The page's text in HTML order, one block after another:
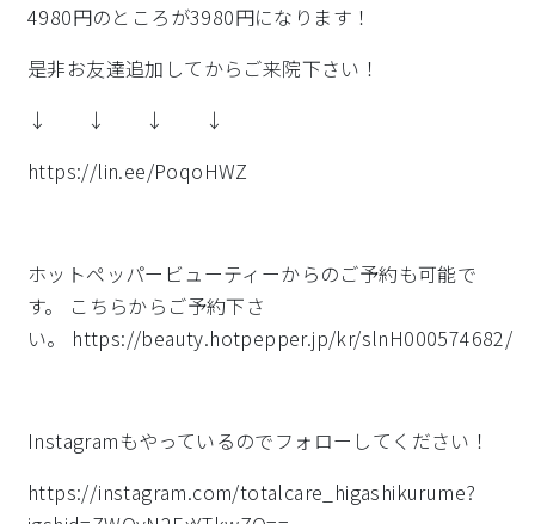
4980円のところが3980円になります！
是非お友達追加してからご来院下さい！
↓ ↓ ↓ ↓
https://lin.ee/PoqoHWZ
ホットペッパービューティーからのご予約も可能で
す。 こちらからご予約下さ
い。 https://beauty.hotpepper.jp/kr/slnH000574682/
Instagramもやっているのでフォローしてください！
https://instagram.com/totalcare_higashikurume?